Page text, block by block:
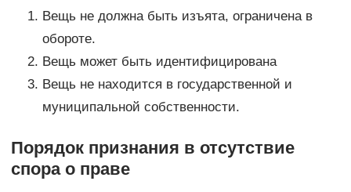
Вещь не должна быть изъята, ограничена в
обороте.
Вещь может быть идентифицирована
Вещь не находится в государственной и
муниципальной собственности.
Порядок признания в отсутствие
спора о праве